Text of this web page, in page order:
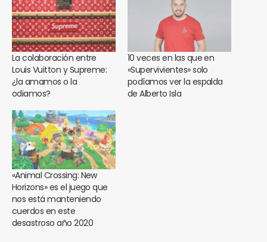
La colaboración entre
Louis Vuitton y Supreme:
¿la amamos o la
odiamos?
10 veces en las que en
«Supervivientes» solo
podíamos ver la espalda
de Alberto Isla
«Animal Crossing: New
Horizons» es el juego que
nos está manteniendo
cuerdos en este
desastroso año 2020